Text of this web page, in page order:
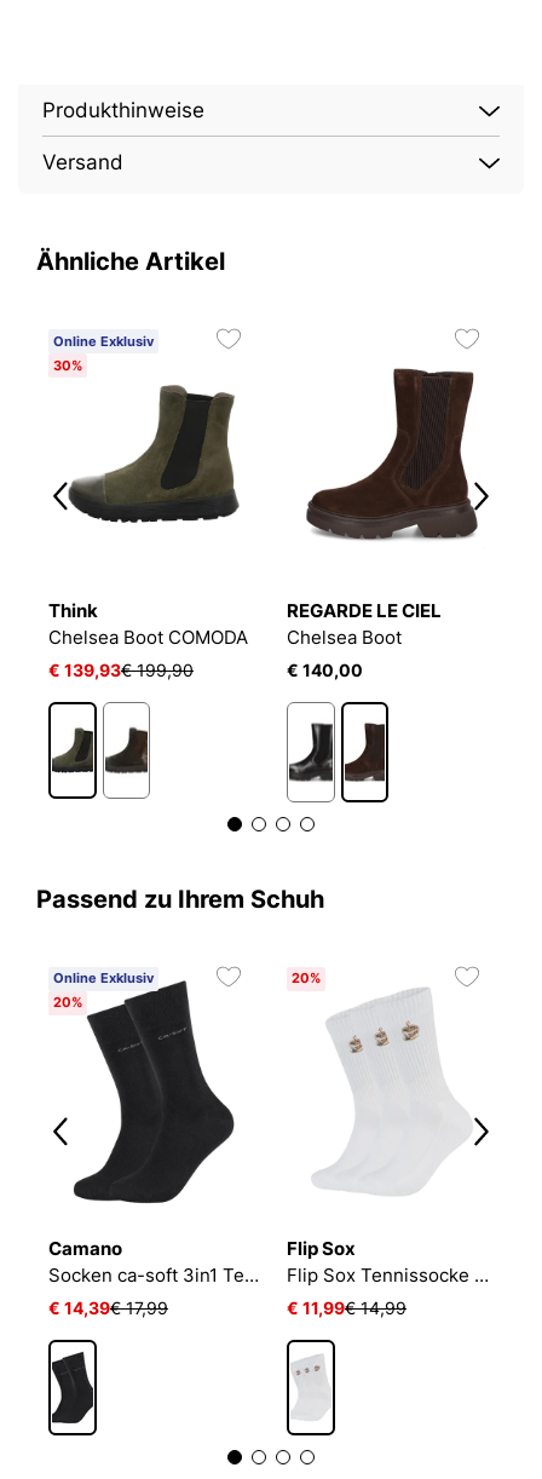
Produkthinweise
Versand
Ähnliche Artikel
Online Exklusiv
30%
Think
Chelsea Boot COMODA
€ 139,93€ 199,90
REGARDE LE CIEL
Chelsea Boot
€ 140,00
Passend zu Ihrem Schuh
Online Exklusiv
20%
Camano
Socken ca-soft 3in1 Tencel Wolle Bambus
€ 14,39€ 17,99
20%
Flip Sox
Flip Sox Tennissocke mit Motiv Flip Sox Tennissocke mit Motiv
€ 11,99€ 14,99